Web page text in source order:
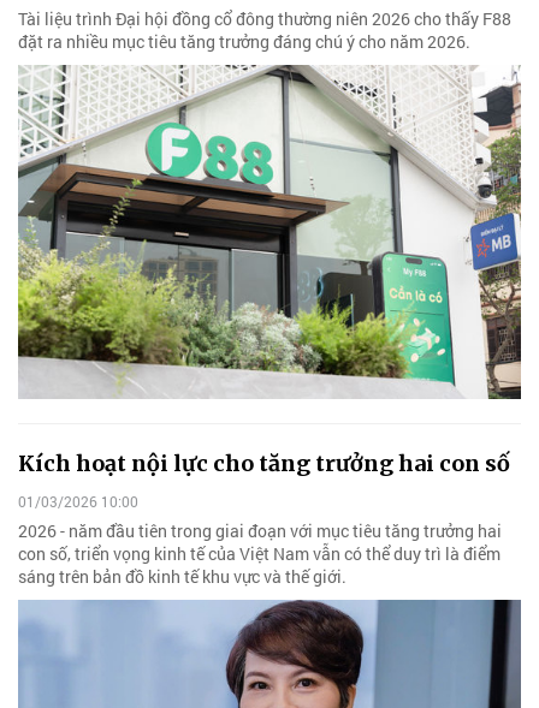
Tài liệu trình Đại hội đồng cổ đông thường niên 2026 cho thấy F88
đặt ra nhiều mục tiêu tăng trưởng đáng chú ý cho năm 2026.
Kích hoạt nội lực cho tăng trưởng hai con số
01/03/2026 10:00
2026 - năm đầu tiên trong giai đoạn với mục tiêu tăng trưởng hai
con số, triển vọng kinh tế của Việt Nam vẫn có thể duy trì là điểm
sáng trên bản đồ kinh tế khu vực và thế giới.